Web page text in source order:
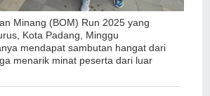
Minang (BOM) Run 2025 yang
Kota Padang, Minggu
mendapat sambutan hangat dari
menarik minat peserta dari luar